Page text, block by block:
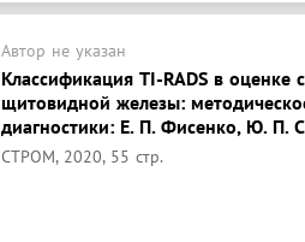
Автор не указан
Классификация TI-RADS в оценке
щитовидной железы:
диагностики: Е. П. Фисенко, Ю. П.
СТРОМ, 2020, 55 стр.